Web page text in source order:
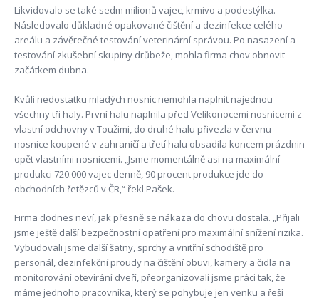
Likvidovalo se také sedm milionů vajec, krmivo a podestýlka.
Následovalo důkladné opakované čištění a dezinfekce celého
areálu a závěrečné testování veterinární správou. Po nasazení a
testování zkušební skupiny drůbeže, mohla firma chov obnovit
začátkem dubna.
Kvůli nedostatku mladých nosnic nemohla naplnit najednou
všechny tři haly. První halu naplnila před Velikonocemi nosnicemi z
vlastní odchovny v Toužimi, do druhé halu přivezla v červnu
nosnice koupené v zahraničí a třetí halu obsadila koncem prázdnin
opět vlastními nosnicemi. „Jsme momentálně asi na maximální
produkci 720.000 vajec denně, 90 procent produkce jde do
obchodních řetězců v ČR,“ řekl Pašek.
Firma dodnes neví, jak přesně se nákaza do chovu dostala. „Přijali
jsme ještě další bezpečnostní opatření pro maximální snížení rizika.
Vybudovali jsme další šatny, sprchy a vnitřní schodiště pro
personál, dezinfekční proudy na čištění obuvi, kamery a čidla na
monitorování otevírání dveří, přeorganizovali jsme práci tak, že
máme jednoho pracovníka, který se pohybuje jen venku a řeší